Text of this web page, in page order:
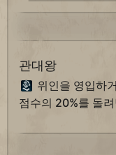
관대왕
위인을 영입하
점수의 20%를 돌